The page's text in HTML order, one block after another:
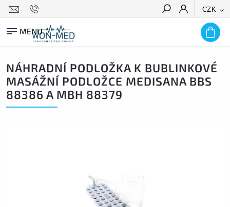
CZK
HLEDAT
NÁHRADNÍ PODLOŽKA K BUBLINKOVÉ
MASÁŽNÍ PODLOŽCE MEDISANA BBS
88386 A MBH 88379